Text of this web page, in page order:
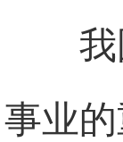
事业